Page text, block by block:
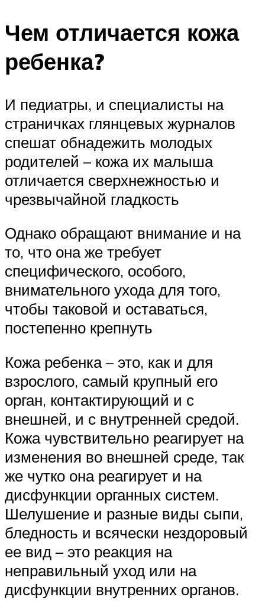
Чем отличается кожа
ребенка?
И педиатры, и специалисты на
страничках глянцевых журналов
спешат обнадежить молодых
родителей – кожа их малыша
отличается сверхнежностью и
чрезвычайной гладкость
Однако обращают внимание и на
то, что она же требует
специфического, особого,
внимательного ухода для того,
чтобы таковой и оставаться,
постепенно крепнуть
Кожа ребенка – это, как и для
взрослого, самый крупный его
орган, контактирующий и с
внешней, и с внутренней средой.
Кожа чувствительно реагирует на
изменения во внешней среде, так
же чутко она реагирует и на
дисфункции органных систем.
Шелушение и разные виды сыпи,
бледность и всячески нездоровый
ее вид – это реакция на
неправильный уход или на
дисфункции внутренних органов.